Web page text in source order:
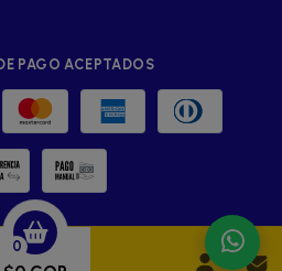
0
PAGO ACEPTADOS